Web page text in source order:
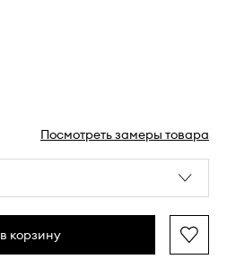
Посмотреть замеры товара
корзину